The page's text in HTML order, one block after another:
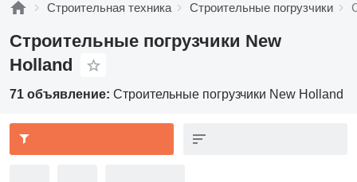
Строительная техника Строительные погрузчики
Строительные погрузчики New
Holland
71 объявление: Строительные погрузчики New Holland